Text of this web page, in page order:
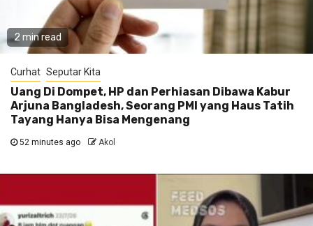
2 min read
Curhat Seputar Kita
Uang Di Dompet, HP dan Perhiasan Dibawa Kabur
Arjuna Bangladesh, Seorang PMI yang Haus Tatih
Tayang Hanya Bisa Mengenang
52 minutes ago Akol